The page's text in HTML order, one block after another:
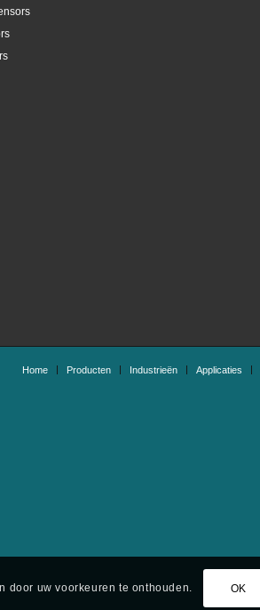
Home Producten Industrieën Applicaties
door uw voorkeuren te onthouden. OK